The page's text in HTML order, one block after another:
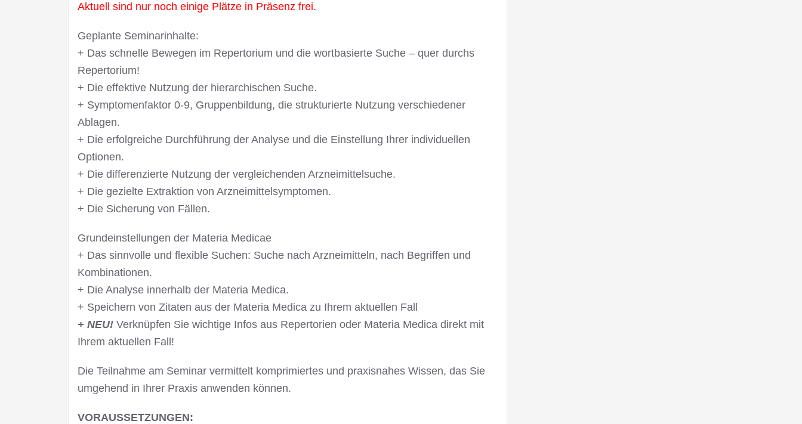
Aktuell sind nur noch einige Plätze in Präsenz frei.
Geplante Seminarinhalte:
+ Das schnelle Bewegen im Repertorium und die wortbasierte Suche – quer durchs
Repertorium!
+ Die effektive Nutzung der hierarchischen Suche.
+ Symptomenfaktor 0-9, Gruppenbildung, die strukturierte Nutzung verschiedener
Ablagen.
+ Die erfolgreiche Durchführung der Analyse und die Einstellung Ihrer individuellen
Optionen.
+ Die differenzierte Nutzung der vergleichenden Arzneimittelsuche.
+ Die gezielte Extraktion von Arzneimittelsymptomen.
+ Die Sicherung von Fällen.
Grundeinstellungen der Materia Medicae
+ Das sinnvolle und flexible Suchen: Suche nach Arzneimitteln, nach Begriffen und
Kombinationen.
+ Die Analyse innerhalb der Materia Medica.
+ Speichern von Zitaten aus der Materia Medica zu Ihrem aktuellen Fall
+ NEU! Verknüpfen Sie wichtige Infos aus Repertorien oder Materia Medica direkt mit
Ihrem aktuellen Fall!
Die Teilnahme am Seminar vermittelt komprimiertes und praxisnahes Wissen, das Sie
umgehend in Ihrer Praxis anwenden können.
VORAUSSETZUNGEN: